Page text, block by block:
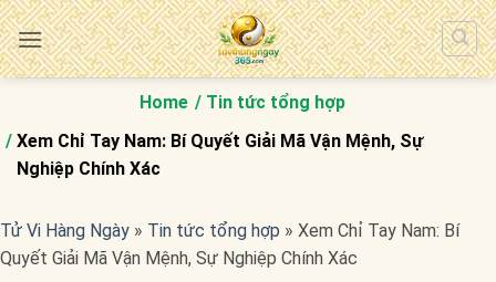
Bỏ
qua
nội
Home
Tin tức tổng hợp
Xem Chỉ Tay Nam: Bí Quyết Giải Mã Vận Mệnh, Sự
Nghiệp Chính Xác
Tử Vi Hàng Ngày » Tin tức tổng hợp » Xem Chỉ Tay Nam: Bí
Quyết Giải Mã Vận Mệnh, Sự Nghiệp Chính Xác